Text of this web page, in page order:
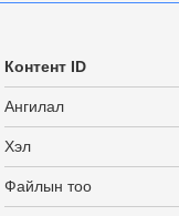
Контент ID
Ангилал
Хэл
Файлын тоо